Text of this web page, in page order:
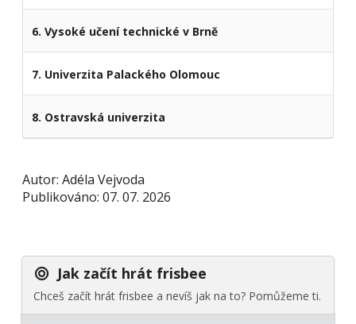
6. Vysoké učení technické v Brně
7. Univerzita Palackého Olomouc
8. Ostravská univerzita
Autor: Adéla Vejvoda
Publikováno: 07. 07. 2026
Jak začít hrát frisbee
Chceš začít hrát frisbee a nevíš jak na to? Pomůžeme ti.